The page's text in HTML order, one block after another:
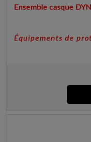
Ensemble casque
Équipements de